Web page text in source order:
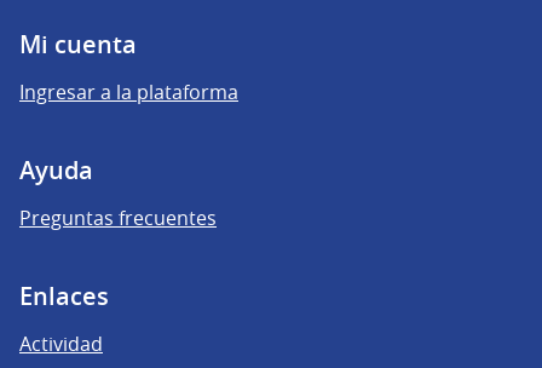
Mi cuenta
Ingresar a la plataforma
Ayuda
Preguntas frecuentes
Enlaces
Actividad